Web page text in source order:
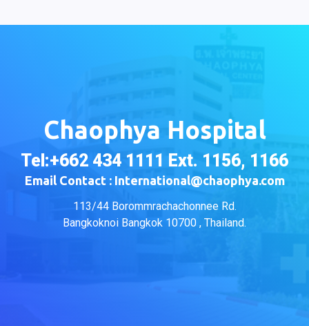
Chaophya Hospital
Tel:+662 434 1111 Ext. 1156, 1166
Email Contact : International@chaophya.com
113/44 Borommrachachonnee Rd.
Bangkoknoi Bangkok 10700 , Thailand.